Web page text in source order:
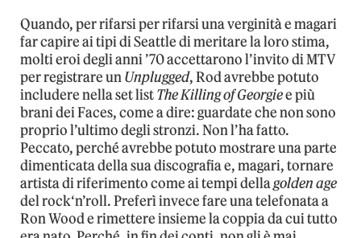
Quando, per rifarsi per rifarsi una verginità e magari
far capire ai tipi di Seattle di meritare la loro stima,
molti eroi degli anni ’70 accettarono l’invito di MTV
per registrare unUnplugged, Rod avrebbe potuto
includere nella set listThe Killing of Georgiee più
brani dei Faces, come a dire: guardate che non sono
proprio l’ultimo degli stronzi. Non l’ha fatto.
Peccato, perché avrebbe potuto mostrare una parte
dimenticata della sua discografia e, magari, tornare
artista di riferimento come ai tempi dellagolden age
del rock‘n’roll. Preferì invece fare una telefonata a
Ron Wood e rimettere insieme la coppia da cui tutto